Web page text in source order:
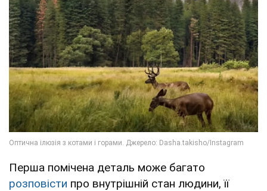
Перша помічена деталь може багато
розповісти про внутрішній стан людини, її